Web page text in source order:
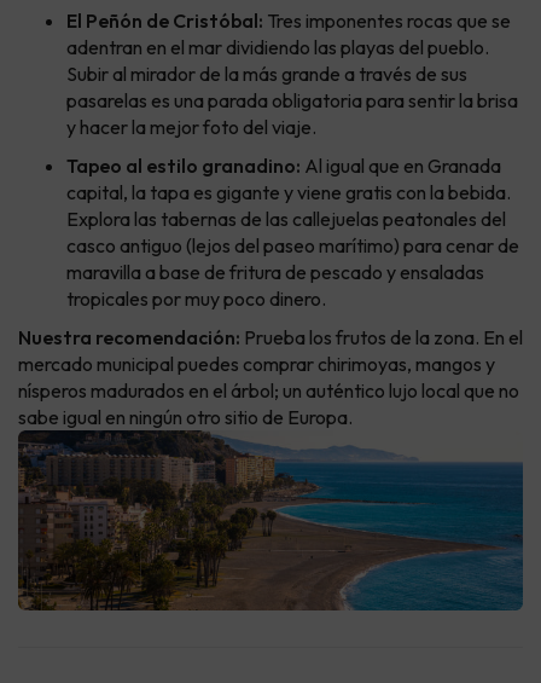
El Peñón de Cristóbal: Tres imponentes rocas que se
adentran en el mar dividiendo las playas del pueblo.
Subir al mirador de la más grande a través de sus
pasarelas es una parada obligatoria para sentir la brisa
y hacer la mejor foto del viaje.
Tapeo al estilo granadino: Al igual que en Granada
capital, la tapa es gigante y viene gratis con la bebida.
Explora las tabernas de las callejuelas peatonales del
casco antiguo (lejos del paseo marítimo) para cenar de
maravilla a base de fritura de pescado y ensaladas
tropicales por muy poco dinero.
Nuestra recomendación: Prueba los frutos de la zona. En el
mercado municipal puedes comprar chirimoyas, mangos y
nísperos madurados en el árbol; un auténtico lujo local que no
sabe igual en ningún otro sitio de Europa.